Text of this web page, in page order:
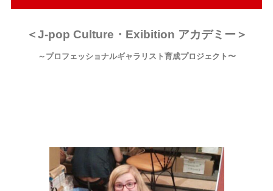
＜J-pop Culture・Exibition アカデミー＞
～プロフェッショナルギャラリスト育成プロジェクト〜